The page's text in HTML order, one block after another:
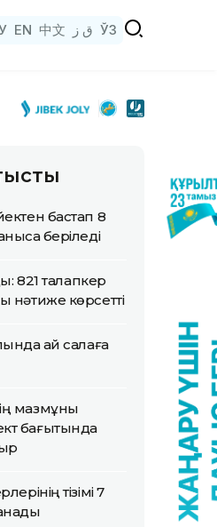
EN 中文 ق ز ЎЗ
бастап 8
беріледі
821 талапкер
нәтиже көрсетті
қай салаға
мазмұны
бағытында
тізімі 7